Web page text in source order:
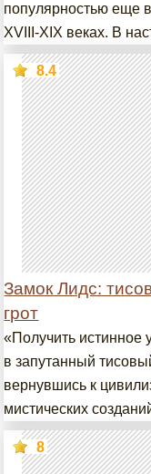
популярностью еще
XVIII-XIX веках. В
Замок Лидс:
грот
8.4
«Получить истинное
в запутанный
вернувшись к
мистических
8